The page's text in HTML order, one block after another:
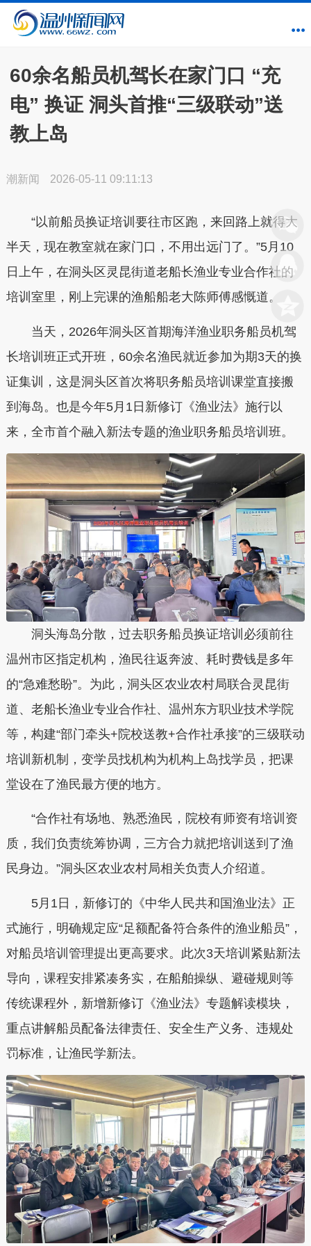
60余名船员机驾长在家门口 “充
电” 换证 洞头首推“三级联动”送
教上岛
潮新闻 2026-05-11 09:11:13
“以前船员换证培训要往市区跑，来回路上就得大
半天，现在教室就在家门口，不用出远门了。”5月10
日上午，在洞头区灵昆街道老船长渔业专业合作社的
培训室里，刚上完课的渔船船老大陈师傅感慨道。
当天，2026年洞头区首期海洋渔业职务船员机驾
长培训班正式开班，60余名渔民就近参加为期3天的换
证集训，这是洞头区首次将职务船员培训课堂直接搬
到海岛。也是今年5月1日新修订《渔业法》施行以
来，全市首个融入新法专题的渔业职务船员培训班。
洞头海岛分散，过去职务船员换证培训必须前往
温州市区指定机构，渔民往返奔波、耗时费钱是多年
的“急难愁盼”。为此，洞头区农业农村局联合灵昆街
道、老船长渔业专业合作社、温州东方职业技术学院
等，构建“部门牵头+院校送教+合作社承接”的三级联动
培训新机制，变学员找机构为机构上岛找学员，把课
堂设在了渔民最方便的地方。
“合作社有场地、熟悉渔民，院校有师资有培训资
质，我们负责统筹协调，三方合力就把培训送到了渔
民身边。”洞头区农业农村局相关负责人介绍道。
5月1日，新修订的《中华人民共和国渔业法》正
式施行，明确规定应“足额配备符合条件的渔业船员”，
对船员培训管理提出更高要求。此次3天培训紧贴新法
导向，课程安排紧凑务实，在船舶操纵、避碰规则等
传统课程外，新增新修订《渔业法》专题解读模块，
重点讲解船员配备法律责任、安全生产义务、违规处
罚标准，让渔民学新法。